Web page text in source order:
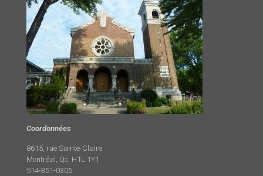
Coordonnées
8615, rue Sainte-Claire
Montréal, Qc, H1L 1Y1
514-351-0305